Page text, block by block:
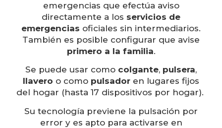
emergencias que efectúa aviso
directamente a los servicios de
emergencias oficiales sin intermediarios.
También es posible configurar que avise
primero a la familia.
Se puede usar como colgante, pulsera,
llavero o como pulsador en lugares fijos
del hogar (hasta 17 dispositivos por hogar).
Su tecnología previene la pulsación por
error y es apto para activarse en